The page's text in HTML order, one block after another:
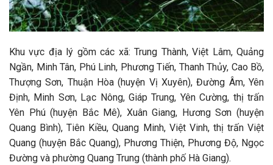
Khu vực địa lý gồm các xã: Trung Thành, Việt Lâm, Quảng
Ngần, Minh Tân, Phú Linh, Phương Tiến, Thanh Thủy, Cao Bồ,
Thượng Sơn, Thuận Hòa (huyện Vị Xuyên), Đường Âm, Yên
Định, Minh Sơn, Lạc Nông, Giáp Trung, Yên Cường, thị trấn
Yên Phú (huyện Bắc Mê), Xuân Giang, Hương Sơn (huyện
Quang Bình), Tiên Kiều, Quang Minh, Việt Vinh, thị trấn Việt
Quang (huyện Bắc Quang), Phương Thiện, Phương Độ, Ngọc
Đường và phường Quang Trung (thành phố Hà Giang).